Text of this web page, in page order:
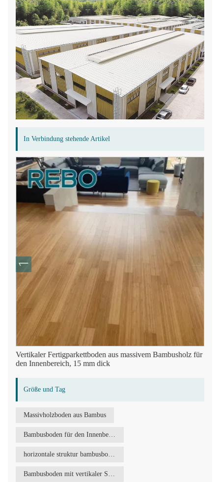
In Verbindung stehende Artikel
Vertikaler Fertigparkettboden aus massivem Bambusholz für
den Innenbereich, 15 mm dick
Größe und Tag
Massivholzboden aus Bambus